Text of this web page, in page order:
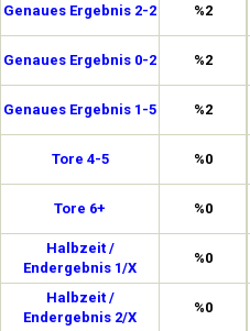
Genaues Ergebnis 2-2 %2
Genaues Ergebnis 0-2 %2
Genaues Ergebnis 1-5 %2
Tore 4-5 %0
Tore 6+ %0
Halbzeit /
Endergebnis 1/X
%0
Halbzeit /
Endergebnis 2/X
%0